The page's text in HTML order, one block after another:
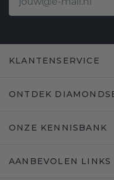
KLANTENSERVICE
ONTDEK
ONZE KENNISBANK
AANBEVOLEN LINKS